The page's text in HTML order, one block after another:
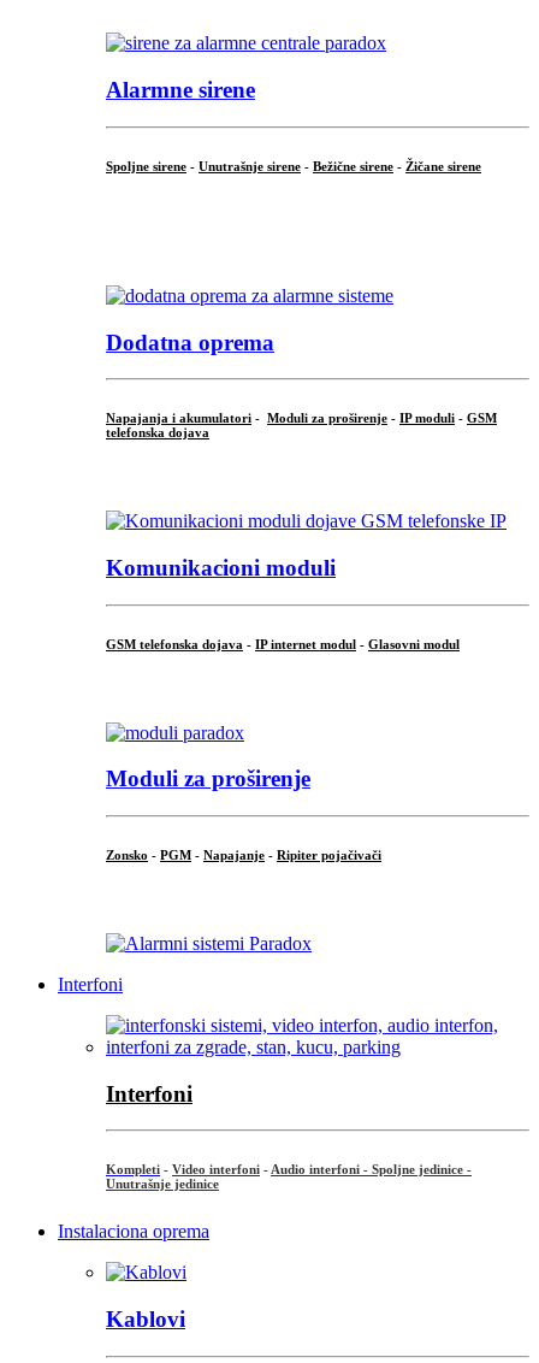
Alarmne sirene
Spoljne sirene - Unutrašnje sirene - Bežične sirene - Žičane sirene
Dodatna oprema
Napajanja i akumulatori - Moduli za proširenje - IP moduli - GSM
telefonska dojava
Komunikacioni moduli
GSM telefonska dojava - IP internet modul - Glasovni modul
Moduli za proširenje
Zonsko - PGM - Napajanje - Ripiter pojačivači
Interfoni
Interfoni
Kompleti - Video interfoni - Audio interfoni - Spoljne jedinice -
Unutrašnje jedinice
Instalaciona oprema
Kablovi